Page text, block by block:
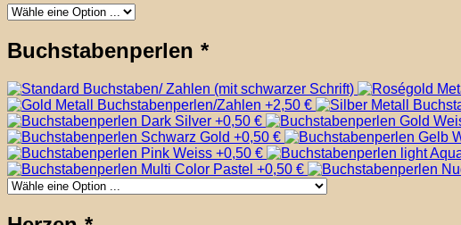
Buchstabenperlen *